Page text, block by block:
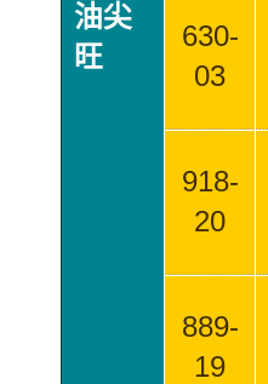
油尖
旺
630-
03
918-
20
889-
19